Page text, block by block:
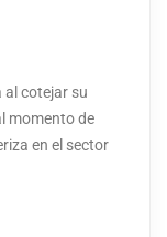
al cotejar su
momento de
en el sector